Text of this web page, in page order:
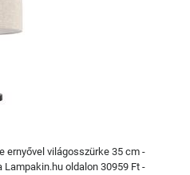
ernyővel világosszürke 35 cm -
oldalon 30959 Ft -